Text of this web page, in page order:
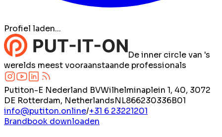
Profiel laden...
De inner circle van 's
werelds meest vooraanstaande professionals
Putiton-E Nederland BVWilhelminaplein 1, 40, 3072
DE Rotterdam, NetherlandsNL866230336B01
info@putiton.online/+31 6 23221201
Brandbook downloaden